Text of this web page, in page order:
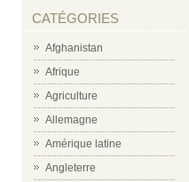
CATÉGORIES
Afghanistan
Afrique
Agriculture
Allemagne
Amérique latine
Angleterre